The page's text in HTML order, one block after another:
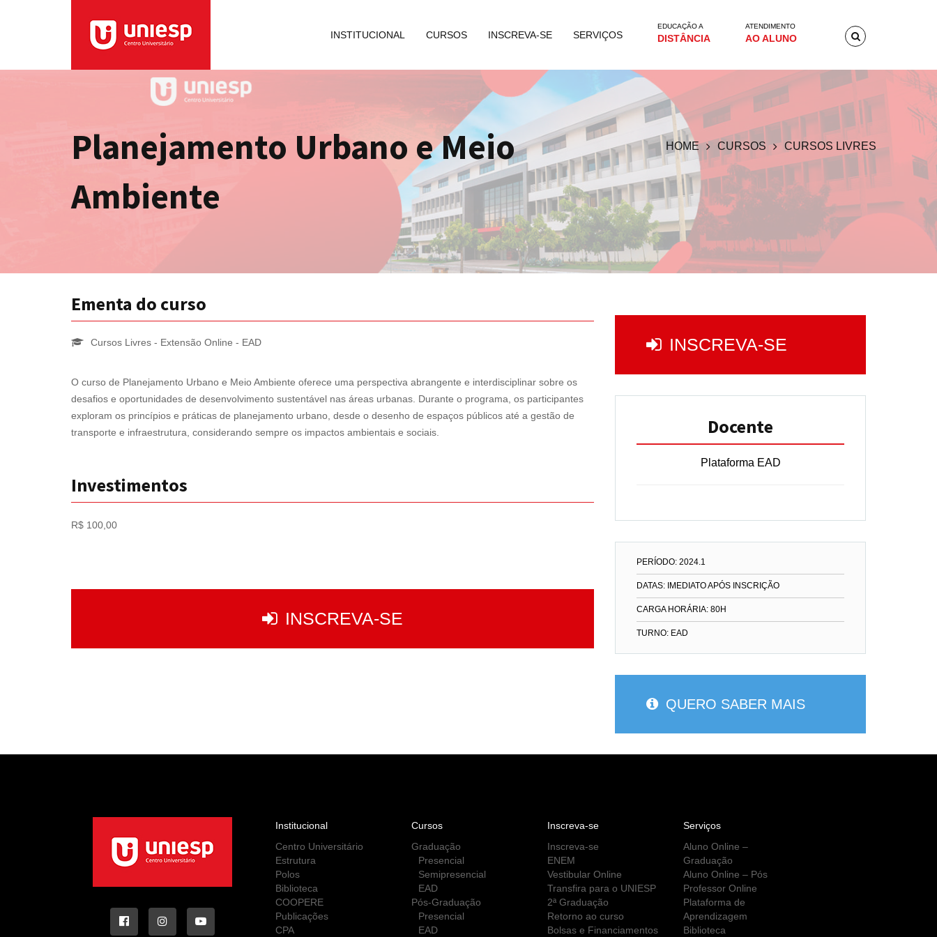
INSTITUCIONAL CURSOS INSCREVA-SE SERVIÇOS
EDUCAÇÃO A
DISTÂNCIA
ATENDIMENTO
AO ALUNO
Planejamento Urbano e Meio
Ambiente
HOME CURSOS CURSOS LIVRES
Ementa do curso
Cursos Livres - Extensão Online - EAD
O curso de Planejamento Urbano e Meio Ambiente oferece uma perspectiva abrangente e interdisciplinar sobre os
desafios e oportunidades de desenvolvimento sustentável nas áreas urbanas. Durante o programa, os participantes
exploram os princípios e práticas de planejamento urbano, desde o desenho de espaços públicos até a gestão de
transporte e infraestrutura, considerando sempre os impactos ambientais e sociais.
Investimentos
R$ 100,00
INSCREVA-SE
INSCREVA-SE
Docente
Plataforma EAD
PERÍODO: 2024.1
DATAS: IMEDIATO APÓS INSCRIÇÃO
CARGA HORÁRIA: 80H
TURNO: EAD
QUERO SABER MAIS
Institucional
Centro Universitário
Estrutura
Polos
Biblioteca
COOPERE
Publicações
CPA
Cursos
Graduação
Presencial
Semipresencial
EAD
Pós-Graduação
Presencial
EAD
Inscreva-se
Inscreva-se
ENEM
Vestibular Online
Transfira para o UNIESP
2ª Graduação
Retorno ao curso
Bolsas e Financiamentos
Serviços
Aluno Online –
Graduação
Aluno Online – Pós
Professor Online
Plataforma de
Aprendizagem
Biblioteca